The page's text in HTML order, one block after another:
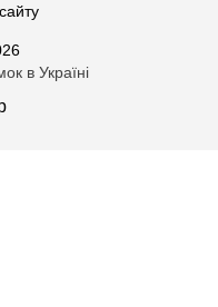
в Україні